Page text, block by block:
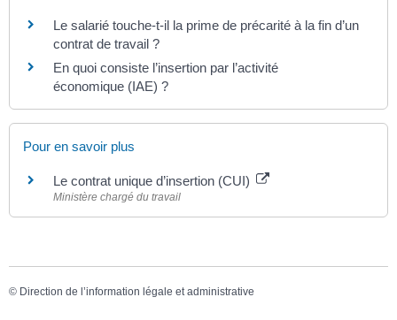
Le salarié touche-t-il la prime de précarité à la fin d’un
contrat de travail ?
En quoi consiste l’insertion par l’activité
économique (IAE) ?
Pour en savoir plus
Le contrat unique d’insertion (CUI)
Ministère chargé du travail
© Direction de l’information légale et administrative